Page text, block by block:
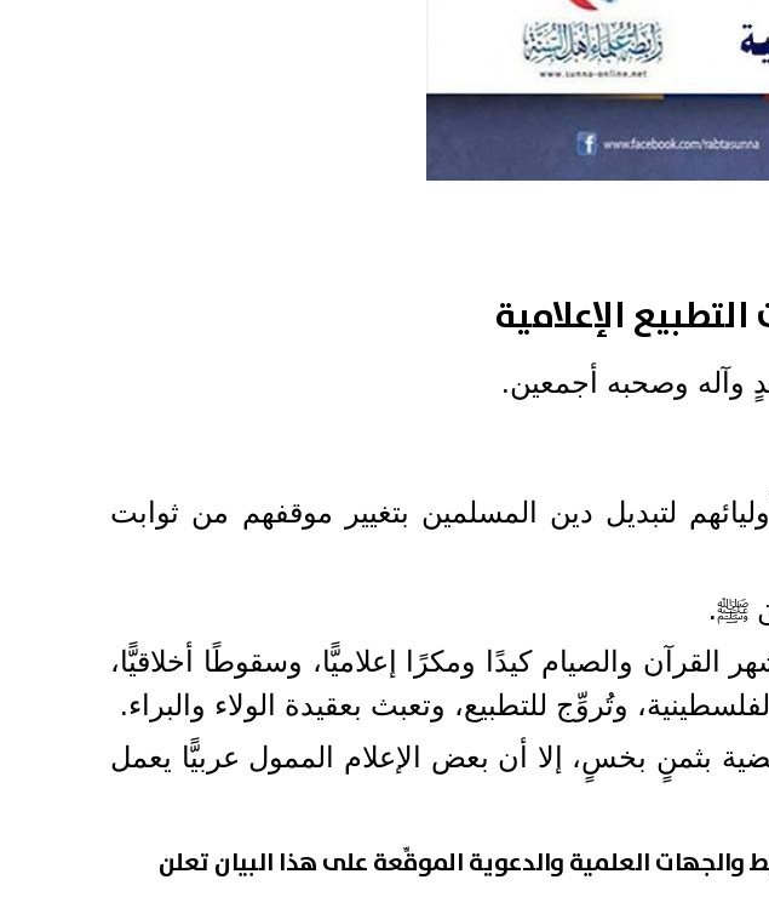
الإعلامية
وآله وصحبه أجمعين.
لتبديل دين المسلمين بتغيير موقفهم من ثوابت
ﷺ.
القرآن والصيام كيدًا ومكرًا إعلاميًّا، وسقوطًا أخلاقيًّا،
وتُروِّج للتطبيع، وتعبث بعقيدة الولاء والبراء.
بثمنٍ بخسٍ، إلا أن بعض الإعلام الممول عربيًّا يعمل
والجهات العلمية والدعوية الموقِّعة على هذا البيان تعلن